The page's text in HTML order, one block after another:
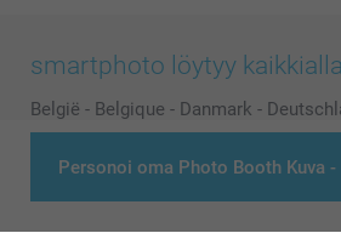
Personoi oma Photo Booth Kuva -
smartphoto löytyy
België - Belgique - Danmark -
Switzerland - Suomi - Sverige - United
Other Countries